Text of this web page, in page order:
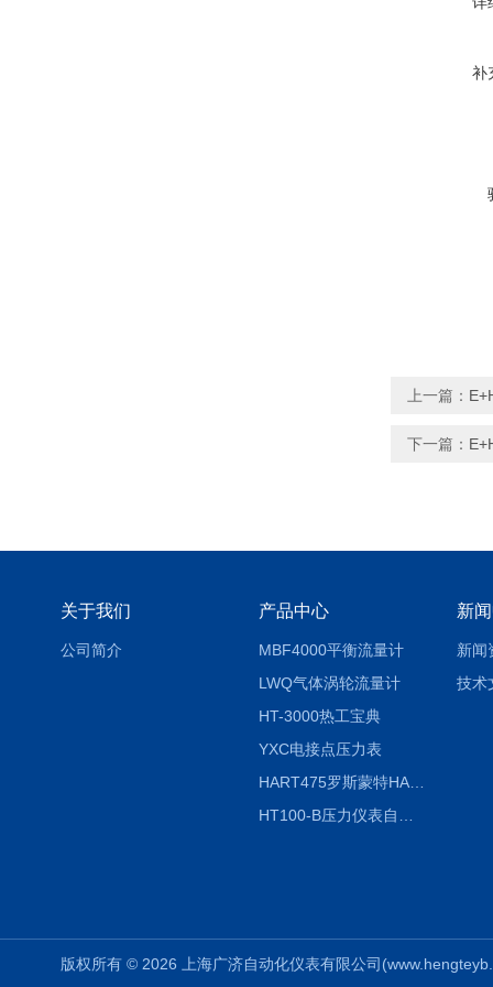
补
上一篇：
下一篇：
关于我们
公司简介
产品中心
MBF4000平衡流量计
LWQ气体涡轮流量计
HT-3000热工宝典
YXC电接点压力表
HART475罗斯蒙特HART475手操器
新
新闻
技术
版权所有 © 2026 上海广济自动化仪表有限公司